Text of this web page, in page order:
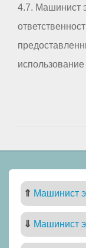
4.7. Машинист
⇑ Машинист
⇓ Машинист